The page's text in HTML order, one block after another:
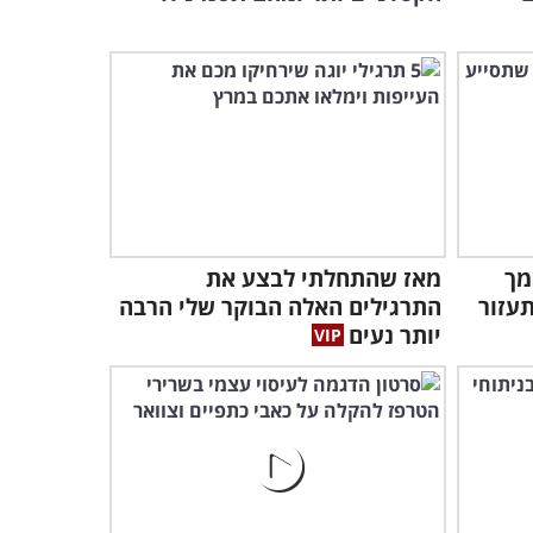
5:12
מאז שהתחלתי לבצע את
התרגילים האלה הבוקר שלי הרבה
יותר נעים